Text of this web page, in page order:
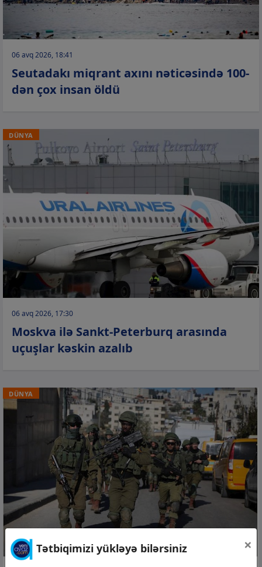
06 avq 2026, 18:41
Seutadakı miqrant axını nəticəsində 100-
dən çox insan öldü
DÜNYA
06 avq 2026, 17:30
Moskva ilə Sankt-Peterburq arasında
uçuşlar kəskin azalıb
DÜNYA
Tətbiqimizi yükləyə bilərsiniz ×